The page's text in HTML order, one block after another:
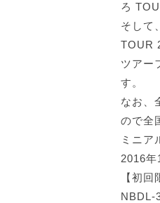
ろ
そして
TOUR
ツアー
す。
なお、
ので全
ミニア
2016年
【初
NBDL-